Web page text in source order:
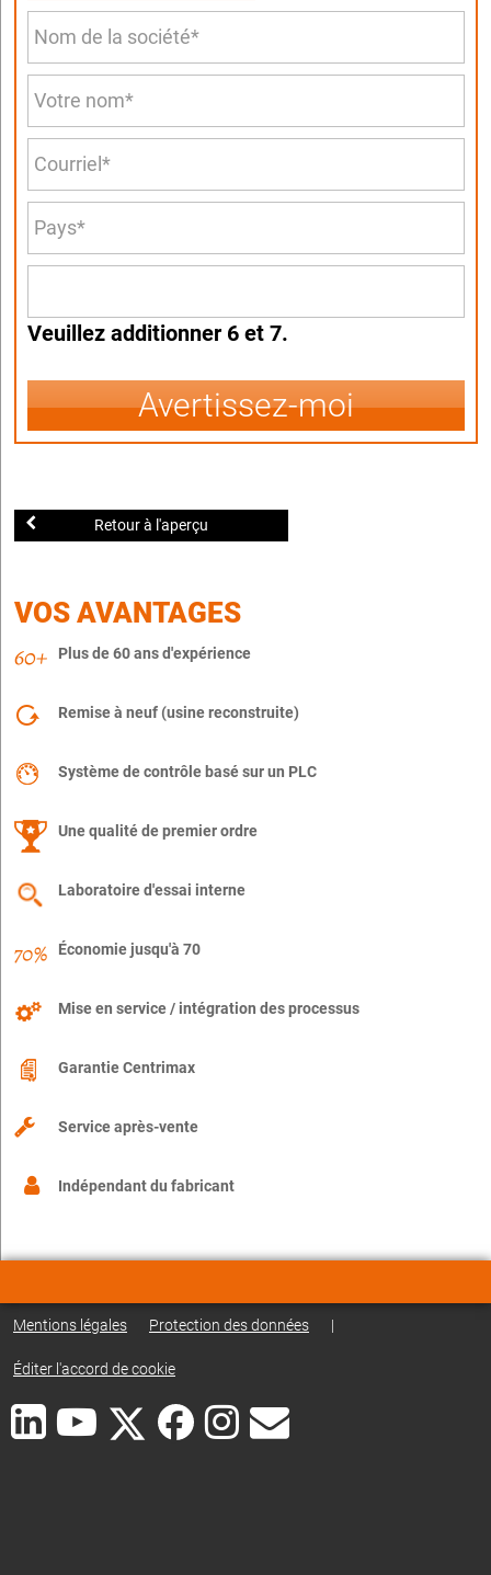
Veuillez additionner 6 et 7.
Avertissez-moi
Retour à l'aperçu
VOS AVANTAGES
Plus de 60 ans d'expérience
Remise à neuf (usine reconstruite)
Système de contrôle basé sur un PLC
Une qualité de premier ordre
Laboratoire d'essai interne
Économie jusqu'à 70
Mise en service / intégration des processus
Garantie Centrimax
Service après-vente
Indépendant du fabricant
Mentions légales Protection des données |
Éditer l'accord de cookie